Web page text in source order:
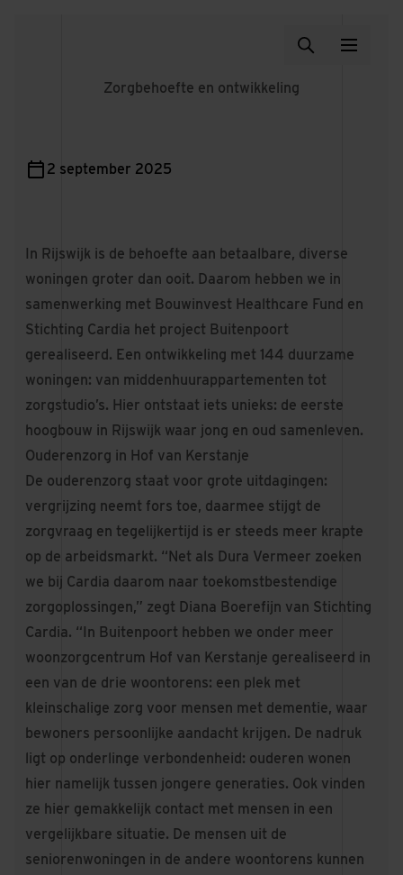
Zorgbehoefte en ontwikkeling
2 september 2025
In Rijswijk is de behoefte aan betaalbare, diverse
woningen groter dan ooit. Daarom hebben we in
samenwerking met Bouwinvest Healthcare Fund en
Stichting Cardia het project Buitenpoort
gerealiseerd. Een ontwikkeling met 144 duurzame
woningen: van middenhuurappartementen tot
zorgstudio’s. Hier ontstaat iets unieks: de eerste
hoogbouw in Rijswijk waar jong en oud samenleven.
Ouderenzorg in Hof van Kerstanje
De ouderenzorg staat voor grote uitdagingen:
vergrijzing neemt fors toe, daarmee stijgt de
zorgvraag en tegelijkertijd is er steeds meer krapte
op de arbeidsmarkt. “Net als Dura Vermeer zoeken
we bij Cardia daarom naar toekomstbestendige
zorgoplossingen,” zegt Diana Boerefijn van Stichting
Cardia. “In Buitenpoort hebben we onder meer
woonzorgcentrum Hof van Kerstanje gerealiseerd in
een van de drie woontorens: een plek met
kleinschalige zorg voor mensen met dementie, waar
bewoners persoonlijke aandacht krijgen. De nadruk
ligt op onderlinge verbondenheid: ouderen wonen
hier namelijk tussen jongere generaties. Ook vinden
ze hier gemakkelijk contact met mensen in een
vergelijkbare situatie. De mensen uit de
seniorenwoningen in de andere woontorens kunnen